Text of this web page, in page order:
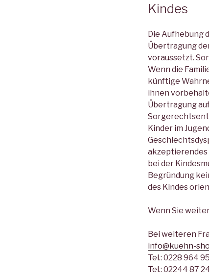
Kindes
Die Aufhebung
Übertragung
voraussetzt.
Wenn die
künftige
ihnen
Übertragung
Kinder im
akzeptierendes
bei der
Begründung
des Kindes
Wenn Sie
Bei weiteren
info@kuehn-
Tel.: 0228 964
Tel.: 02244 87